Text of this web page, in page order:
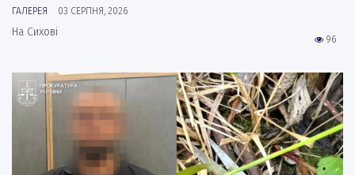
ГАЛЕРЕЯ 03 СЕРПНЯ, 2026
96
На Сихові